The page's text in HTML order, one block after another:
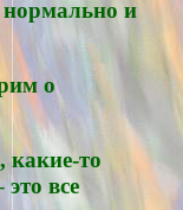
и
о
какие-то
все